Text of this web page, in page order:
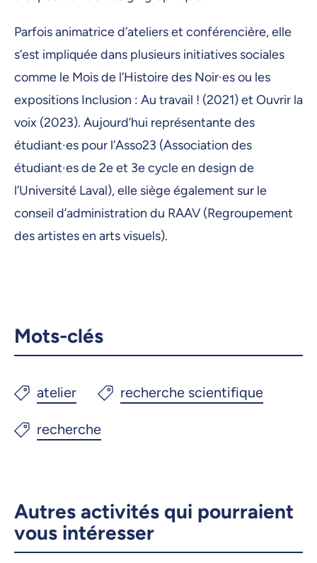
Parfois animatrice d’ateliers et conférencière, elle
s’est impliquée dans plusieurs initiatives sociales
comme le Mois de l’Histoire des Noir·es ou les
expositions Inclusion : Au travail ! (2021) et Ouvrir la
voix (2023). Aujourd’hui représentante des
étudiant·es pour l’Asso23 (Association des
étudiant·es de 2e et 3e cycle en design de
l’Université Laval), elle siège également sur le
conseil d’administration du RAAV (Regroupement
des artistes en arts visuels).
Mots-clés
Autres activités qui pourraient
vous intéresser